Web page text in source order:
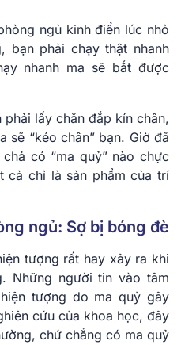
ngủ kinh điển lúc nhỏ
bạn phải chạy thật nhanh
nhanh ma sẽ bắt được
lấy chăn đắp kín chân,
sẽ “kéo chân” bạn. Giờ đã
có “ma quỷ” nào chực
cả chỉ là sản phẩm của trí
ngủ: Sợ bị bóng đè
tượng rất hay xảy ra khi
Những người tin vào tâm
tượng do ma quỷ gây
cứu của khoa học, đây
chứ chẳng có ma quỷ